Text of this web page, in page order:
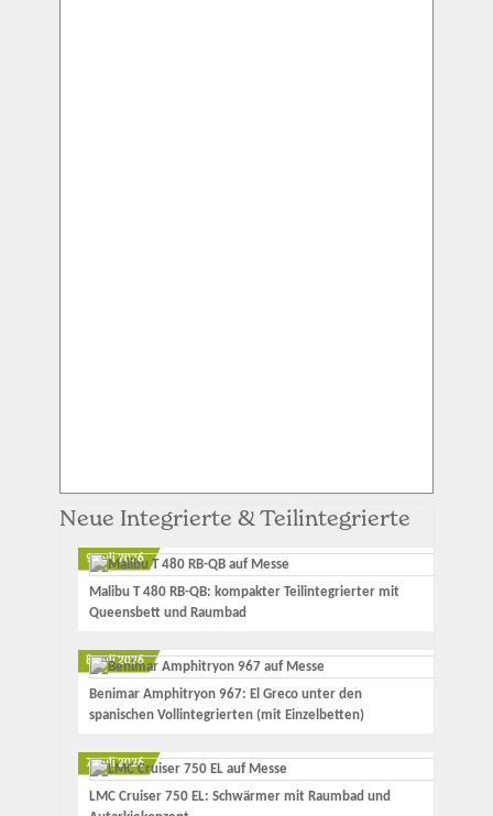
Neue Integrierte & Teilintegrierte
9. Juli 2026
Malibu T 480 RB-QB: kompakter Teilintegrierter mit
Queensbett und Raumbad
8. Juli 2026
Benimar Amphitryon 967: El Greco unter den
spanischen Vollintegrierten (mit Einzelbetten)
7. Juli 2026
LMC Cruiser 750 EL: Schwärmer mit Raumbad und